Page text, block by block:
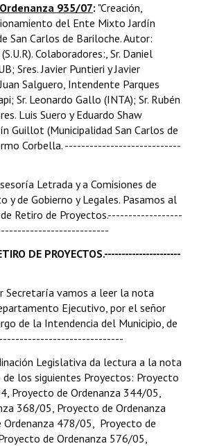
935/07: "Creación,
del Ente Mixto Jardín
San Carlos de Bariloche. Autor:
Colaboradores:, Sr. Daniel
Sres. Javier Puntieri y Javier
Salguero, Intendente Parques
Sr. Leonardo Gallo (INTA); Sr. Rubén
Luis Suero y Eduardo Shaw
Guillot (Municipalidad San Carlos de
Corbella. ----------------------------
Letrada y a Comisiones de
y de Gobierno y Legales. Pasamos al
Retiro de Proyectos.------------------
DE PROYECTOS.----------------------
Secretaría vamos a leer la nota
Ejecutivo, por el señor
de la Intendencia del Municipio, de
Legislativa da lectura a la nota
los siguientes Proyectos: Proyecto
Proyecto de Ordenanza 344/05,
368/05, Proyecto de Ordenanza
478/05, Proyecto de
de Ordenanza 576/05,